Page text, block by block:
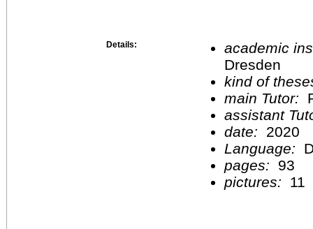
Details:
academic
Dresden
kind of
main Tutor:
assistant
date:
2020
Language:
pages:
93
pictures:
11